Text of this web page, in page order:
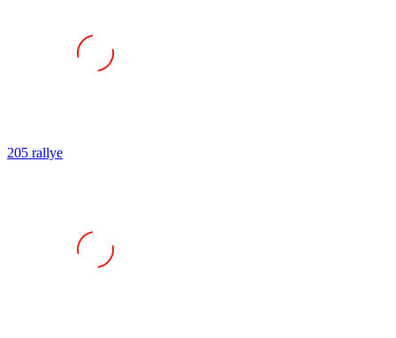
205 rallye